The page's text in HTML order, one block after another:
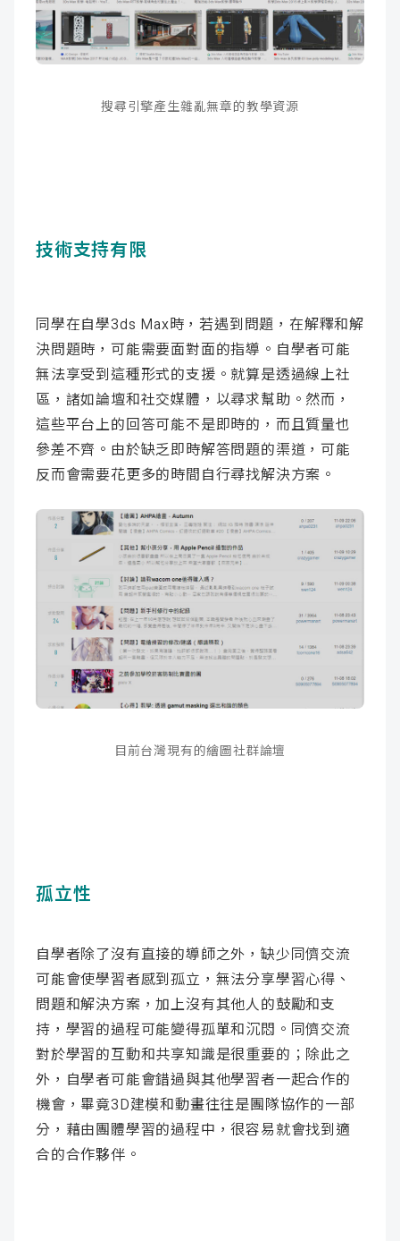
搜尋引擎產生雜亂無章的教學資源
技術支持有限
同學在自學3ds Max時，若遇到問題，在解釋和解
決問題時，可能需要面對面的指導。自學者可能
無法享受到這種形式的支援。就算是透過線上社
區，諸如論壇和社交媒體，以尋求幫助。然而，
這些平台上的回答可能不是即時的，而且質量也
參差不齊。由於缺乏即時解答問題的渠道，可能
反而會需要花更多的時間自行尋找解決方案。
目前台灣現有的繪圖社群論壇
孤立性
自學者除了沒有直接的導師之外，缺少同儕交流
可能會使學習者感到孤立，無法分享學習心得、
問題和解決方案，加上沒有其他人的鼓勵和支
持，學習的過程可能變得孤單和沉悶。同儕交流
對於學習的互動和共享知識是很重要的；除此之
外，自學者可能會錯過與其他學習者一起合作的
機會，畢竟3D建模和動畫往往是團隊協作的一部
分，藉由團體學習的過程中，很容易就會找到適
合的合作夥伴。